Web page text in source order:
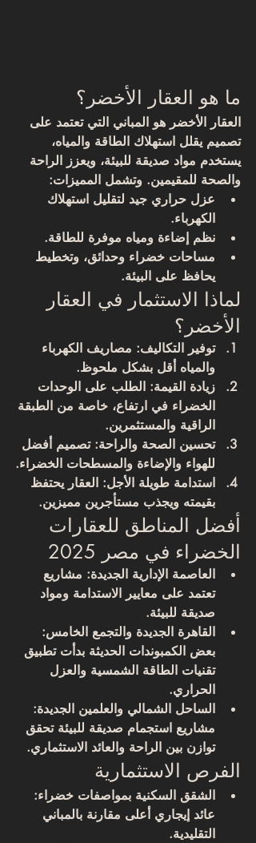
ما هو العقار الأخضر؟
العقار الأخضر هو المباني التي تعتمد على
تصميم يقلل استهلاك الطاقة والمياه،
يستخدم مواد صديقة للبيئة، ويعزز الراحة
والصحة للمقيمين. وتشمل المميزات:
عزل حراري جيد لتقليل استهلاك
الكهرباء.
نظم إضاءة ومياه موفرة للطاقة.
مساحات خضراء وحدائق، وتخطيط
يحافظ على البيئة.
لماذا الاستثمار في العقار
الأخضر؟
توفير التكاليف: مصاريف الكهرباء
والمياه أقل بشكل ملحوظ.
زيادة القيمة: الطلب على الوحدات
الخضراء في ارتفاع، خاصة من الطبقة
الراقية والمستثمرين.
تحسين الصحة والراحة: تصميم أفضل
للهواء والإضاءة والمسطحات الخضراء.
استدامة طويلة الأجل: العقار يحتفظ
بقيمته ويجذب مستأجرين مميزين.
أفضل المناطق للعقارات
الخضراء في مصر 2025
العاصمة الإدارية الجديدة: مشاريع
تعتمد على معايير الاستدامة ومواد
صديقة للبيئة.
القاهرة الجديدة والتجمع الخامس:
بعض الكمبوندات الحديثة بدأت تطبيق
تقنيات الطاقة الشمسية والعزل
الحراري.
الساحل الشمالي والعلمين الجديدة:
مشاريع استجمام صديقة للبيئة تحقق
توازن بين الراحة والعائد الاستثماري.
الفرص الاستثمارية
الشقق السكنية بمواصفات خضراء:
عائد إيجاري أعلى مقارنة بالمباني
التقليدية.